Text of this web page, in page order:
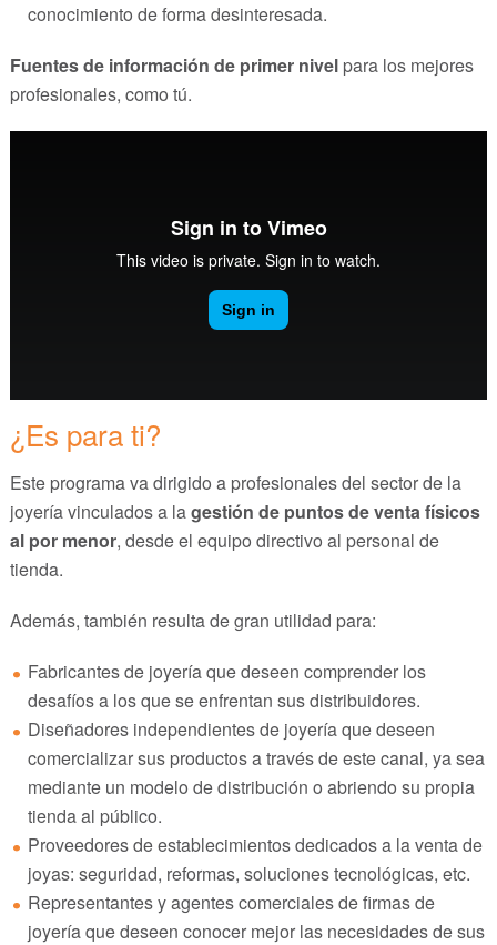
conocimiento de forma desinteresada.
Fuentes de información de primer nivelpara los mejores
profesionales, como tú.
¿Es para ti?
Este programa va dirigido a profesionales del sector de la
joyería vinculados a lagestión de puntos de venta físicos
al por menor, desde el equipo directivo al personal de
tienda.
Además, también resulta de gran utilidad para:
Fabricantes de joyería que deseen comprender los
desafíos a los que se enfrentan sus distribuidores.
Diseñadores independientes de joyería que deseen
comercializar sus productos a través de este canal, ya sea
mediante un modelo de distribución o abriendo su propia
tienda al público.
Proveedores de establecimientos dedicados a la venta de
joyas: seguridad, reformas, soluciones tecnológicas, etc.
Representantes y agentes comerciales de firmas de
joyería que deseen conocer mejor las necesidades de sus